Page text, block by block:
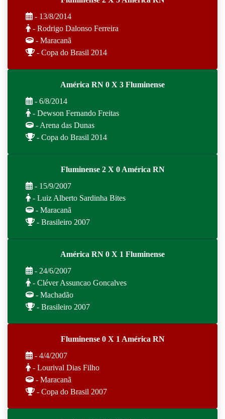
- 13/8/2014
- Rodrigo Dalonso Ferreira
- Maracanã
- Copa do Brasil 2014
América RN 0 X 3 Fluminense
- 6/8/2014
- Dewson Fernando Freitas
- Arena das Dunas
- Copa do Brasil 2014
Fluminense 2 X 0 América RN
- 15/9/2007
- Luiz Alberto Sardinha Bites
- Maracanã
- Brasileiro 2007
América RN 0 X 1 Fluminense
- 24/6/2007
- Cléver Assuncao Goncalves
- Machadão
- Brasileiro 2007
Fluminense 0 X 1 América RN
- 4/4/2007
- Lourival Dias Filho
- Maracanã
- Copa do Brasil 2007